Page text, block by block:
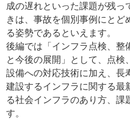
成の遅れといった課題が残
きは、事故を個別事例にと
る姿勢であるといえます。
後編では「インフラ点検、整
と今後の展開」として、点検
設備への対応技術に加え、長
建設するインフラに関する最
る社会インフラのあり方、課
す。